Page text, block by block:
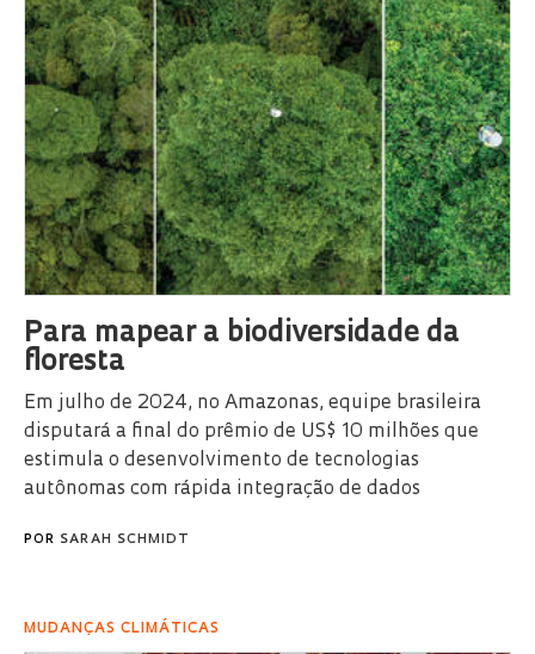
Para mapear a biodiversidade da
floresta
Em julho de 2024, no Amazonas, equipe brasileira
disputará a final do prêmio de US$ 10 milhões que
estimula o desenvolvimento de tecnologias
autônomas com rápida integração de dados
POR SARAH SCHMIDT
MUDANÇAS CLIMÁTICAS